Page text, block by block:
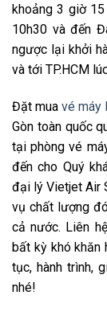
khoảng 3 giờ 15
10h30 và đến
ngược lại khởi
và tới TP.HCM
Đặt muavé máy
Gòn toàn quốc
tại phòng vé
đến cho Quý
đại lý Vietjet Air
vụ chất lượng
cả nước. Liên
bất kỳ khó khăn
tục, hành trình,
nhé!